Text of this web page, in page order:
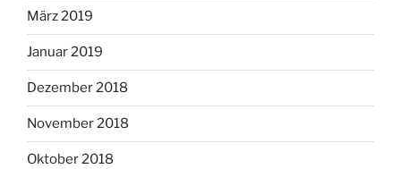
März 2019
Januar 2019
Dezember 2018
November 2018
Oktober 2018